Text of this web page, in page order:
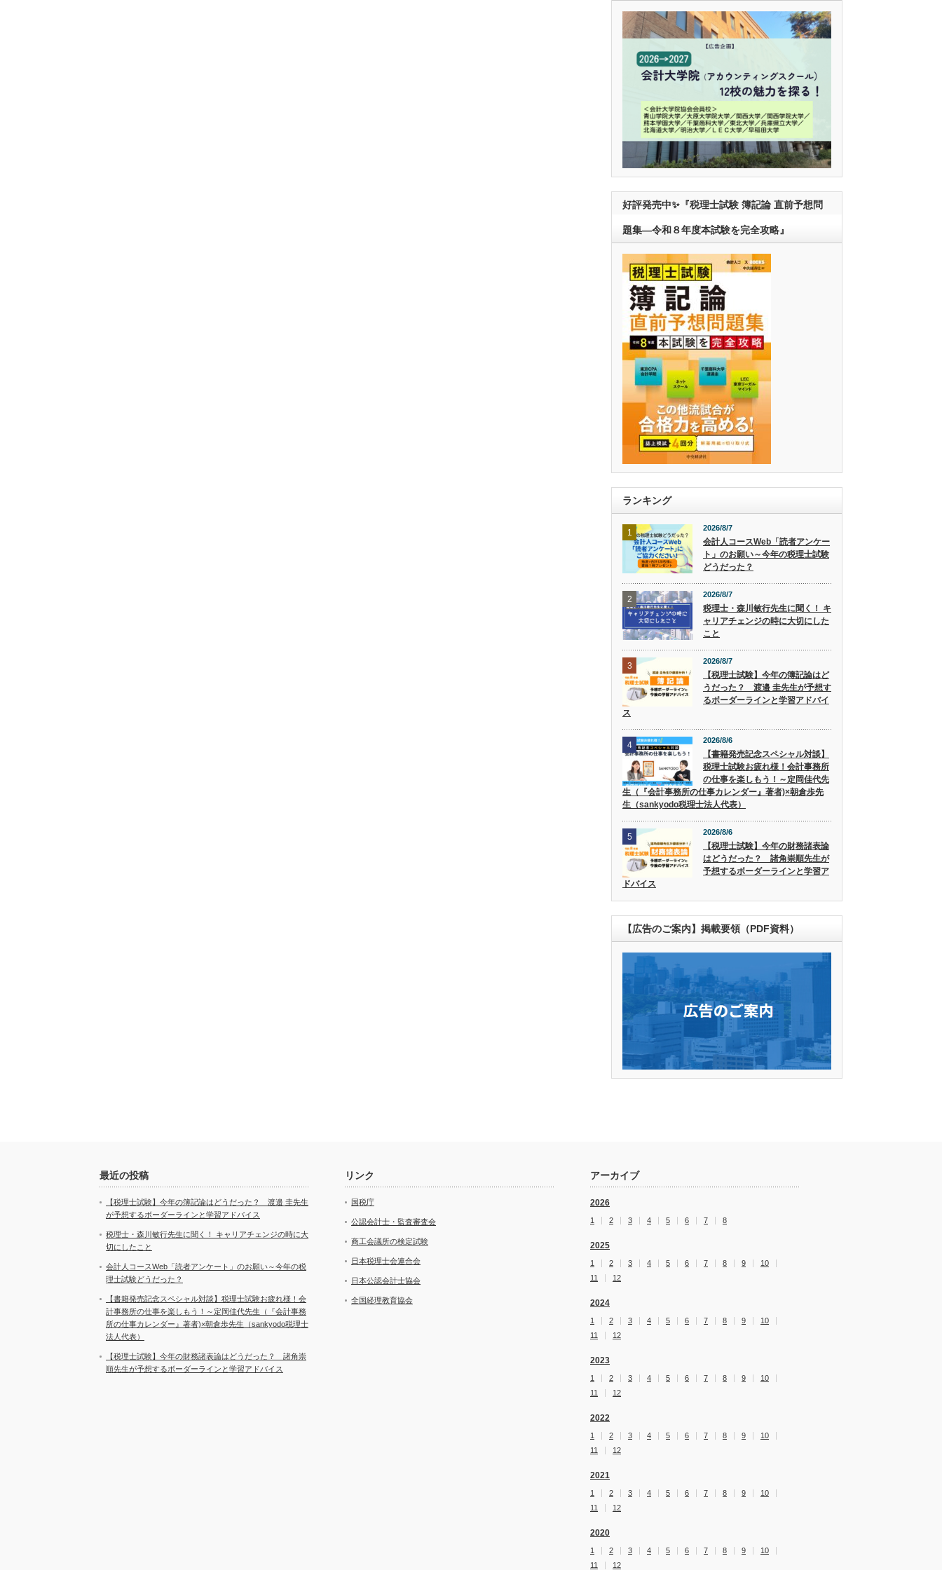
好評発売中✨『税理士試験 簿記論 直前予想問
題集―令和８年度本試験を完全攻略』
ランキング
1 2026/8/7
会計人コースWeb「読者アンケー
ト」のお願い～今年の税理士試験
どうだった？
2 2026/8/7
税理士・森川敏行先生に聞く！ キ
ャリアチェンジの時に大切にした
こと
3 2026/8/7
【税理士試験】今年の簿記論はど
うだった？ 渡邉 圭先生が予想す
るボーダーラインと学習アドバイ
ス
4 2026/8/6
【書籍発売記念スペシャル対談】
税理士試験お疲れ様！会計事務所
の仕事を楽しもう！～定岡佳代先
生（『会計事務所の仕事カレンダー』著者)×朝倉歩先
生（sankyodo税理士法人代表）
5 2026/8/6
【税理士試験】今年の財務諸表論
はどうだった？ 諸角崇順先生が
予想するボーダーラインと学習ア
ドバイス
【広告のご案内】掲載要領（PDF資料）
最近の投稿
【税理士試験】今年の簿記論はどうだった？ 渡邉 圭先生
が予想するボーダーラインと学習アドバイス
税理士・森川敏行先生に聞く！ キャリアチェンジの時に大
切にしたこと
会計人コースWeb「読者アンケート」のお願い～今年の税
理士試験どうだった？
【書籍発売記念スペシャル対談】税理士試験お疲れ様！会
計事務所の仕事を楽しもう！～定岡佳代先生（『会計事務
所の仕事カレンダー』著者)×朝倉歩先生（sankyodo税理士
法人代表）
【税理士試験】今年の財務諸表論はどうだった？ 諸角崇
順先生が予想するボーダーラインと学習アドバイス
リンク
国税庁
公認会計士・監査審査会
商工会議所の検定試験
日本税理士会連合会
日本公認会計士協会
全国経理教育協会
アーカイブ
2026
1 2 3 4 5 6 7 8
2025
1 2 3 4 5 6 7 8 9
10
11
12
2024
1 2 3 4 5 6 7 8 9
10
11
12
2023
1 2 3 4 5 6 7 8 9
10
11
12
2022
1 2 3 4 5 6 7 8 9
10
11
12
2021
1 2 3 4 5 6 7 8 9
10
11
12
2020
1 2 3 4 5 6 7 8 9
10
11
12